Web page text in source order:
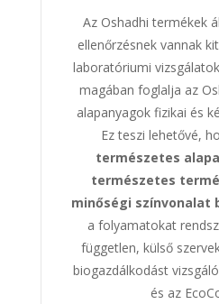
Az Oshadhi termékek
ellenőrzésnek vannak
laboratóriumi
magában foglalja az
alapanyagok fizikai és
Ez teszi lehetővé,
természetes
természetes
minőségi színvonalat
a folyamatokat
független, külső
biogazdálkodást
és az